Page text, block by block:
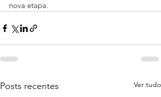
nova etapa.
Posts recentes Ver tudo